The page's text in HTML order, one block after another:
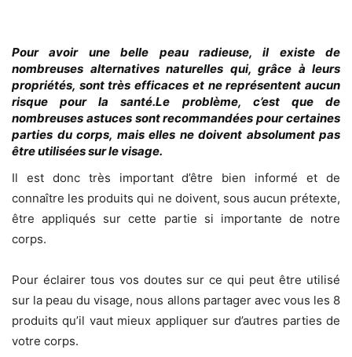
Pour avoir une belle peau radieuse, il existe de
nombreuses alternatives naturelles qui, grâce à leurs
propriétés, sont très efficaces et ne représentent aucun
risque pour la santé.Le problème, c’est que de
nombreuses astuces sont recommandées pour certaines
parties du corps, mais elles ne doivent absolument pas
être utilisées sur le visage.
Il est donc très important d’être bien informé et de
connaître les produits qui ne doivent, sous aucun prétexte,
être appliqués sur cette partie si importante de notre
corps.
Pour éclairer tous vos doutes sur ce qui peut être utilisé
sur la peau du visage, nous allons partager avec vous les 8
produits qu’il vaut mieux appliquer sur d’autres parties de
votre corps.